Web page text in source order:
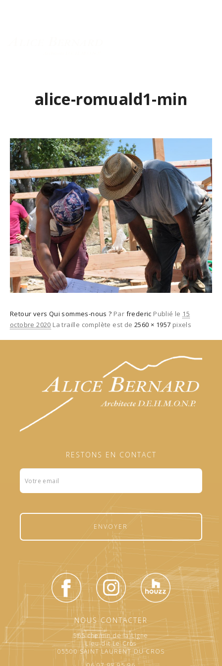
alice-romuald1-min
Retour vers Qui sommes-nous ? Par frederic Publié le 15
octobre 2020 La traille complète est de2560 × 1957 pixels
RESTONS EN CONTACT
Formulaire
footer
ENVOYER
NOUS CONTACTER
565 chemin de la Ligne
Lieu-dit Le Cros
05500 SAINT LAURENT DU CROS